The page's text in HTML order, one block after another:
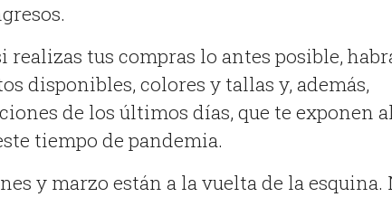
realizas tus compras lo antes posible,
disponibles, colores y tallas y, además,
de los últimos días, que te exponen
tiempo de pandemia.
y marzo están a la vuelta de la esquina.